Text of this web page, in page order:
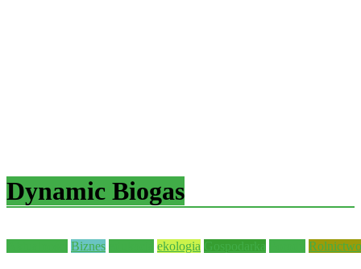
Dynamic Biogas
Biznes ekologia Rolnictwo